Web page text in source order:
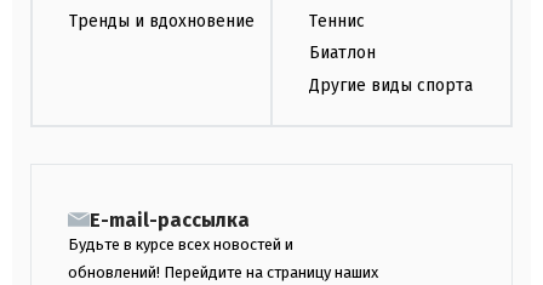
Тренды и вдохновение
Теннис
Биатлон
Другие виды спорта
E-mail-рассылка
Будьте в курсе всех новостей и
обновлений! Перейдите на страницу наших